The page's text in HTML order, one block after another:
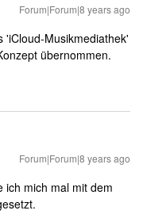
Forum|Forum|8 years ago
'iCloud-Musikmediathek'
übernommen.
Forum|Forum|8 years ago
ich mich mal mit dem